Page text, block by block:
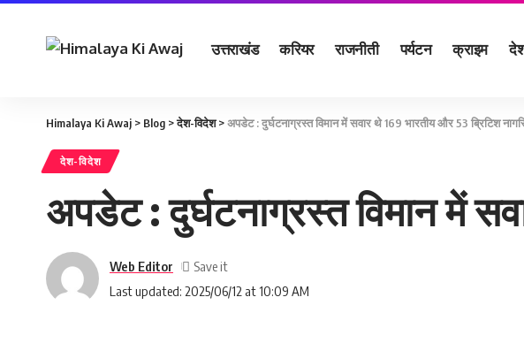
उत्तराखंड करियर राजनीती पर्यटन क्राइम
Himalaya Ki Awaj > Blog >देश-विदेश>अपडेट : दुर्घटनाग्रस्‍त विमान में सवार थे 169 भारतीय और 53 ब्रिटिश
देश-विदेश
अपडेट : दुर्घटनाग्रस्‍त विमान में
Last updated: 2025/06/12 at 10:09 AM
Web Editor